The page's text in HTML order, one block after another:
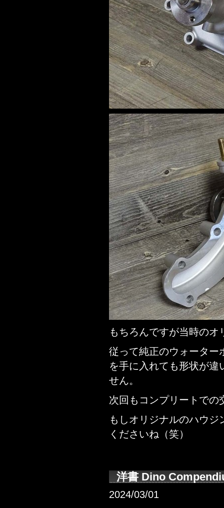
もちろんですが当時の
従って純正のウォーター
を手に入れても形状が
せん。
次回もコンプリートでの
もしオリジナルのハウ
くださいね（笑）
洋書 Dino
2024/03/01